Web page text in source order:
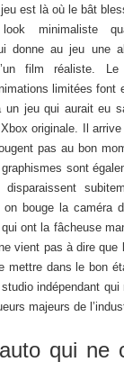
jeu est là où le bât
minimaliste
donne au jeu une
film réaliste.
limitées font
un jeu qui aurait eu
originale. Il
pas au bon
sont
on bouge la caméra
ont la fâcheuse
vient pas à dire que
mettre dans le bon
indépendant qui
majeurs de
qui ne